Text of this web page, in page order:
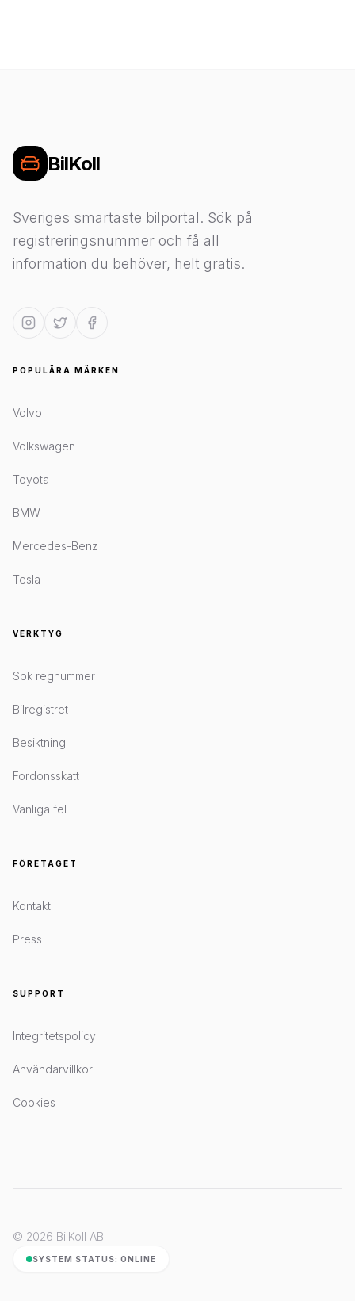
BilKoll
Sveriges smartaste bilportal. Sök på
registreringsnummer och få all
information du behöver, helt gratis.
POPULÄRA MÄRKEN
Volvo
Volkswagen
Toyota
BMW
Mercedes-Benz
Tesla
VERKTYG
Sök regnummer
Bilregistret
Besiktning
Fordonsskatt
Vanliga fel
FÖRETAGET
Kontakt
Press
SUPPORT
Integritetspolicy
Användarvillkor
Cookies
© 2026 BilKoll AB.
SYSTEM STATUS: ONLINE